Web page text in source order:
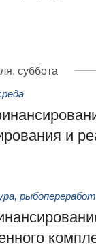
суббота
и